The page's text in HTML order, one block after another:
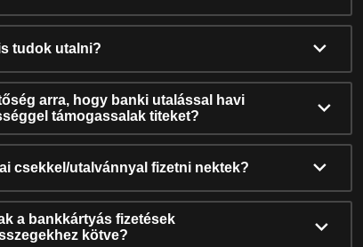
tudok utalni?
arra, hogy banki utalással havi
támogassalak titeket?
csekkel/utalvánnyal fizetni nektek?
a bankkártyás fizetések
kötve?